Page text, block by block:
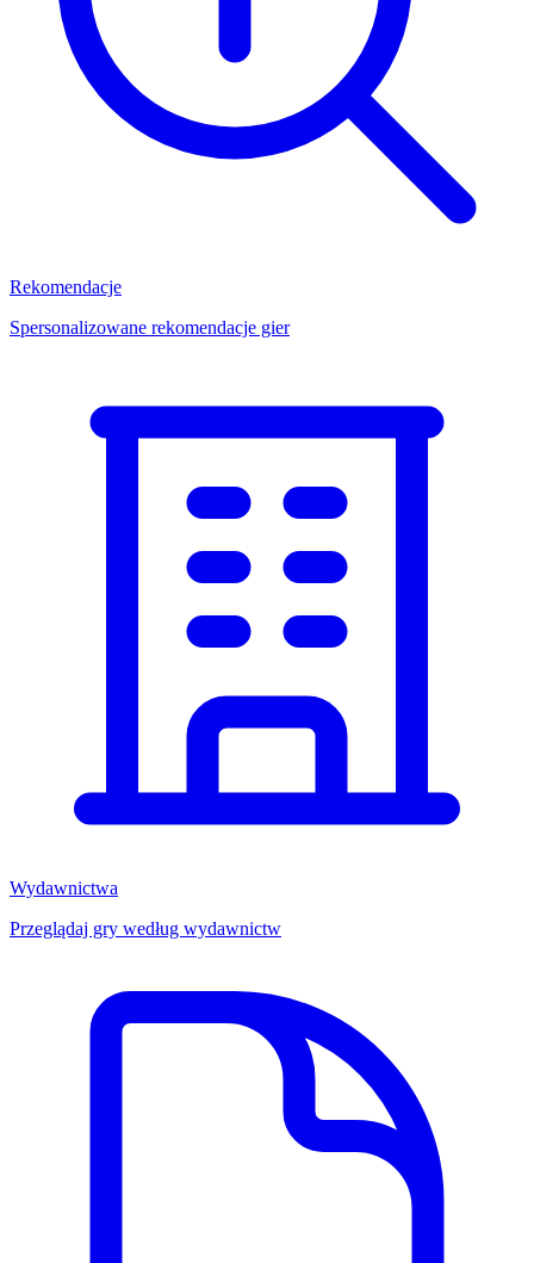
Rekomendacje
Spersonalizowane rekomendacje gier
Wydawnictwa
Przeglądaj gry według wydawnictw